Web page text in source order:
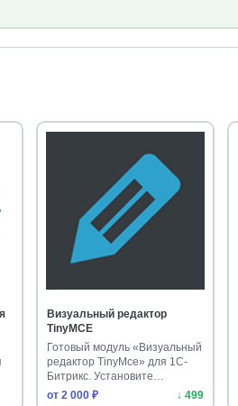
Визуальный редактор
TinyMCE
Готовый модуль «Визуальный
редактор TinyMce» для 1С-
Битрикс. Установите
современ…
от 2 000 ₽ ↓ 499